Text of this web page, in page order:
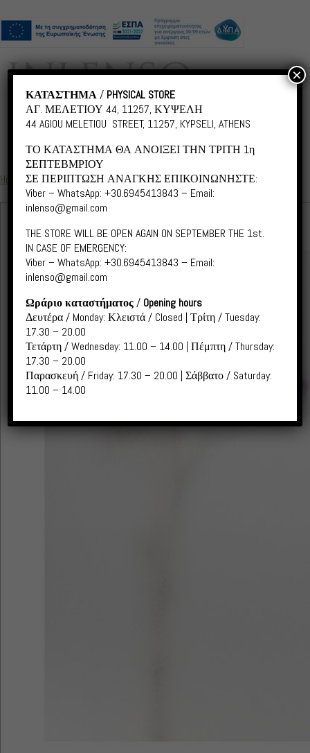
Home /Botanical - Nature / BNS001 Botanical
ΚΑΤΑΣΤΗΜΑ/ PHYSICAL STORE
ΑΓ. ΜΕΛΕΤΙΟΥ 44, 11257, ΚΥΨΕΛΗ
44 AGIOU MELETIOU STREET, 11257, KYPSELI, ATHENS
ΤΟ ΚΑΤΑΣΤΗΜΑ ΘΑ ΑΝΟΙΞΕΙ ΤΗΝ ΤΡΙΤΗ 1η
ΣΕΠΤΕΒΜΡΙΟΥ
ΣΕ ΠΕΡΙΠΤΩΣΗ ΑΝΑΓΚΗΣ ΕΠΙΚΟΙΝΩΝΗΣΤΕ:
Viber – WhatsApp: +30.6945413843 – Email:
inlenso@gmail.com
THE STORE WILL BE OPEN AGAIN ON SEPTEMBER THE 1st.
IN CASE OF EMERGENCY:
Viber – WhatsApp: +30.6945413843 – Email:
inlenso@gmail.com
Ωράριο καταστήματος/ Opening hours
Δευτέρα / Monday: Κλειστά / Closed | Τρίτη / Tuesday:
17.30 – 20.00
Τετάρτη / Wednesday: 11.00 – 14.00 | Πέμπτη / Thursday:
17.30 – 20.00
Παρασκευή / Friday: 17.30 – 20.00 | Σάββατο / Saturday:
11.00 – 14.00
×